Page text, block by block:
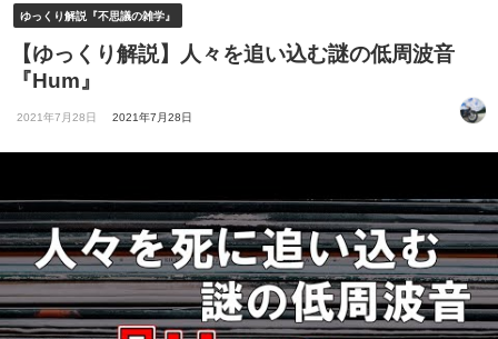
ゆっくり解説『不思議の雑学』
【ゆっくり解説】人々を追い込む謎の低周波音
『Hum』
2021年7月28日 2021年7月28日